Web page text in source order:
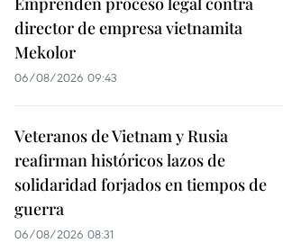
director de empresa vietnamita
Mekolor
06/08/2026 09:43
Veteranos de Vietnam y Rusia
reafirman históricos lazos de
solidaridad forjados en tiempos de
guerra
06/08/2026 08:31